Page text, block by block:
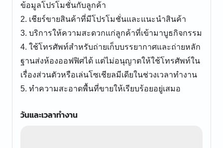
ข้อมูลโปรโมชั่นกับลูกค้า
2. เชียร์ขายสินค้าที่มีโปรโมชั่นและแนะนำสินค้า
3. บริการให้ความสะดวกแก่ลูกค้าที่เข้ามาบูธกิจกรรม
4. ใช้โทรศัพท์สำหรับถ่ายเก็บบรรยากาศและถ่ายหลัก
ฐานส่งห้องออฟฟิศได้ แต่ไม่อนุญาตให้ใช้โทรศัพท์ใน
เรื่องส่วนตัวหรือเล่นโซเชียลมีเดียในช่วงเวลาทำงาน
5. ทำความสะอาดพื้นที่ขายให้เรียบร้อยอยู่เสมอ
วันและเวลาทำงาน